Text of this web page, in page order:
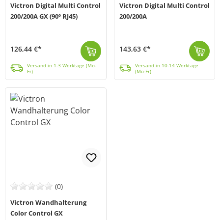
Victron Digital Multi Control
200/200A GX (90º RJ45)
126,44 €*
Versand in 1-3 Werktage (Mo-
Fr)
Victron Digital Multi Control
200/200A
143,63 €*
Versand in 10-14 Werktage
(Mo-Fr)
(0)
Victron Wandhalterung
Color Control GX